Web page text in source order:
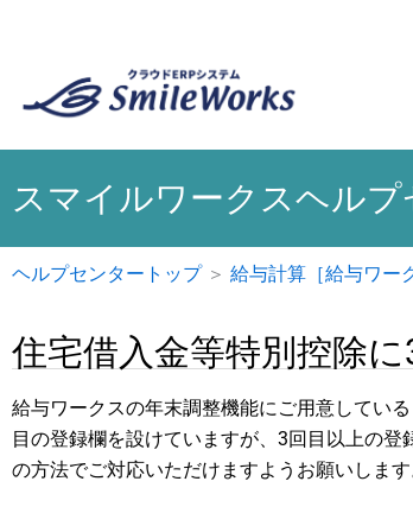
プスマイルワークスヘルプ
ヘルプセンタートップ＞ 給与計算［給与ワー
住宅借入金等特別控除
給与ワークスの年末調整機能にご用意してい
目の登録欄を設けていますが、3回目以上の
の方法でご対応いただけますようお願いします